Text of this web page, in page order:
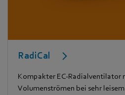
RadiCal
Kompakter EC-Radialventilator
Volumenströmen bei sehr